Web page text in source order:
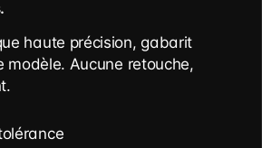
haute précision, gabarit
modèle. Aucune retouche,